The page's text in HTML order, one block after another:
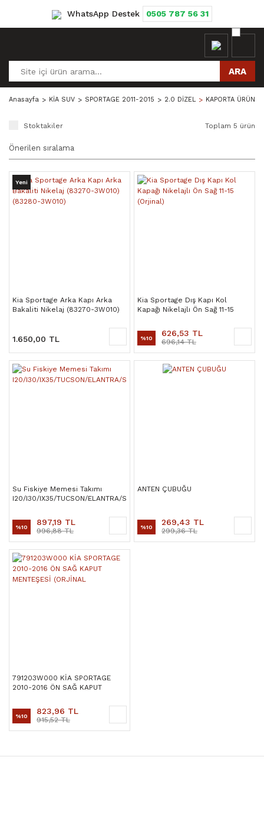
WhatsApp Destek 0505 787 56 31
ARA
Anasayfa KİA SUV SPORTAGE 2011-2015 2.0 DİZEL KAPORTA
Stoktakiler Toplam 5 ürün
Yeni
Kia Sportage Arka Kapı Arka
Bakaliti Nikelaj (83270-3W010)
1.650,00 TL
Kia Sportage Dış Kapı Kol
Kapağı Nikelajlı Ön Sağ 11-15
%10 626,53 TL
696,14 TL
Su Fiskiye Memesi Takımı
I20/I30/IX35/TUCSON/ELANTRA/SPORTAGE
%10 897,19 TL
996,88 TL
ANTEN ÇUBUĞU
%10 269,43 TL
299,36 TL
791203W000 KİA SPORTAGE
2010-2016 ÖN SAĞ KAPUT
%10 823,96 TL
915,52 TL